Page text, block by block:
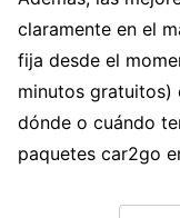
claramente en el
fija desde el
minutos gratuitos)
dónde o cuándo
paquetes car2go